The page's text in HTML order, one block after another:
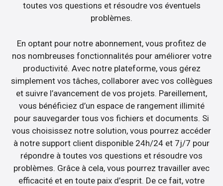
toutes vos questions et résoudre vos éventuels
problèmes.
En optant pour notre abonnement, vous profitez de
nos nombreuses fonctionnalités pour améliorer votre
productivité. Avec notre plateforme, vous gérez
simplement vos tâches, collaborer avec vos collègues
et suivre l’avancement de vos projets. Pareillement,
vous bénéficiez d’un espace de rangement illimité
pour sauvegarder tous vos fichiers et documents. Si
vous choisissez notre solution, vous pourrez accéder
à notre support client disponible 24h/24 et 7j/7 pour
répondre à toutes vos questions et résoudre vos
problèmes. Grâce à cela, vous pourrez travailler avec
efficacité et en toute paix d’esprit. De ce fait, votre